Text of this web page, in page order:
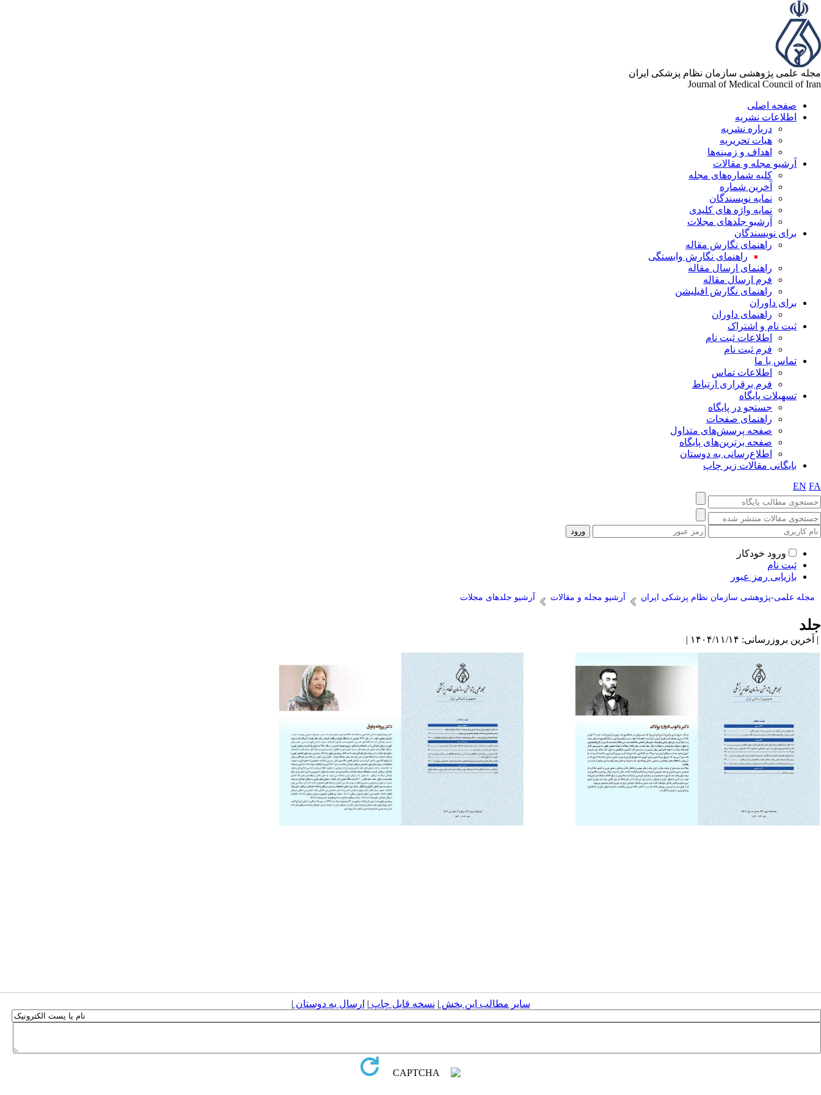
مجله علمی پژوهشی سازمان نظام پزشکی ایران
Journal of Medical Council of Iran
صفحه اصلی
اطلاعات نشریه
درباره نشریه
هیات تحریریه
اهداف و زمینه‌ها
آرشیو مجله و مقالات
کلیه شماره‌های مجله
آخرین شماره
نمایه نویسندگان
نمایه واژه های کلیدی
آرشیو جلدهای مجلات
برای نویسندگان
راهنمای نگارش مقاله
راهنمای نگارش وابستگی
راهنمای ارسال مقاله
فرم ارسال مقاله
راهنمای نگارش افیلیشن
برای داوران
راهنمای داوران
ثبت نام و اشتراک
اطلاعات ثبت نام
فرم ثبت نام
تماس با ما
اطلاعات تماس
فرم برقراری ارتباط
تسهیلات پایگاه
جستجو در پایگاه
راهنمای صفحات
صفحه پرسش‌های متداول
صفحه برترین‌های پایگاه
اطلاع‌رسانی به دوستان
بایگانی مقالات زیر چاپ
EN FA
ورود خودکار
ثبت نام
بازیابی رمز عبور
مجله علمی-پژوهشی سازمان نظام پزشکی ایران آرشیو مجله و مقالات آرشیو جلدهای مجلات
جلد
| آخرین بروزرسانی: ۱۴۰۴/۱۱/۱۴ |
سایر مطالب این بخش | نسخه قابل چاپ | ارسال به دوستان |